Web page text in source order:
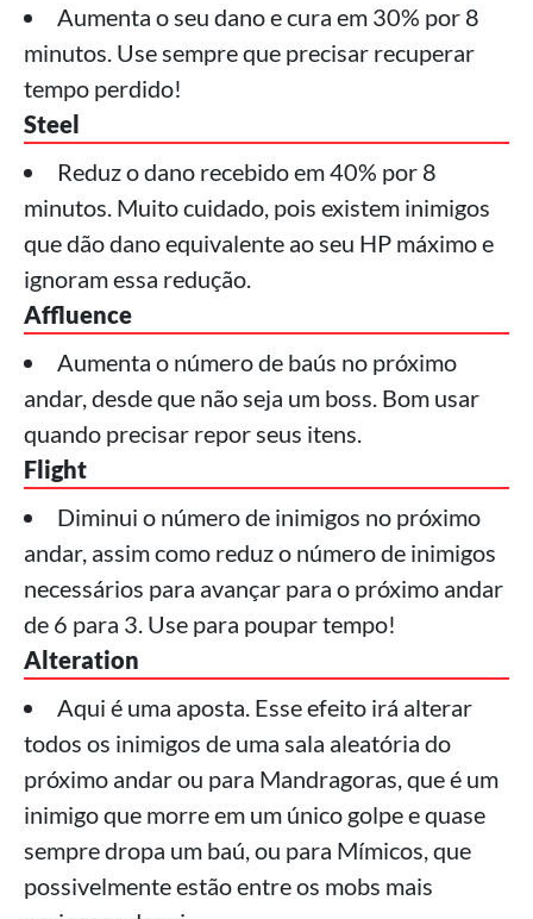
Aumenta o seu dano e cura em 30% por 8
minutos. Use sempre que precisar recuperar
tempo perdido!
Steel
Reduz o dano recebido em 40% por 8
minutos. Muito cuidado, pois existem inimigos
que dão dano equivalente ao seu HP máximo e
ignoram essa redução.
Affluence
Aumenta o número de baús no próximo
andar, desde que não seja um boss. Bom usar
quando precisar repor seus itens.
Flight
Diminui o número de inimigos no próximo
andar, assim como reduz o número de inimigos
necessários para avançar para o próximo andar
de 6 para 3. Use para poupar tempo!
Alteration
Aqui é uma aposta. Esse efeito irá alterar
todos os inimigos de uma sala aleatória do
próximo andar ou para Mandragoras, que é um
inimigo que morre em um único golpe e quase
sempre dropa um baú, ou para Mímicos, que
possivelmente estão entre os mobs mais